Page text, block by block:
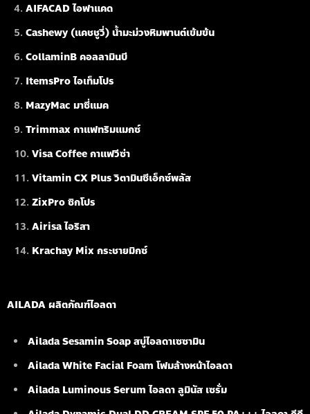
AIFACAD ไอฟาแคด
Cashewy (แคชชูวี่) น้ำมะม่วงหิมพานต์เข้มข้น
CollaminB คอลลามินบี
ItemsPro ไอเท็มโปร
MazyMac มาซี่แมค
Trimmax กาแฟทริมแมกซ์
Visa Coffee กาแฟวีซ่า
Vitamin CX Plus วิตามินซีเอ็กซ์พลัส
ZixPro ซิกโปร
Airisa ไอริสา
Krachay Mix กระชายมิกซ์
AILADA ผลิตภัณฑ์ไอลดา
Ailada Sesamin Soapสบู่ไอลดาเซซามิน
Ailada White Facial Foamโฟมล้างหน้าไอลดา
Ailada Luminous Serumไอลดา ลูมินัส เซรั่ม